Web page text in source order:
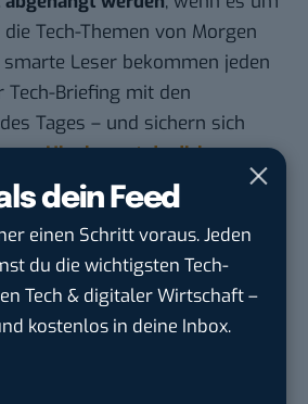
dein Feed
einen Schritt voraus. Jeden
du die wichtigsten Tech-
Tech & digitaler Wirtschaft –
kostenlos in deine Inbox.
die Tech-Themen von Morgen
Leser bekommen jeden
Tech-Briefing mit den
Tages – und sichern sich
Hier kannst du dich
Content Creator (m/w/d)
Media GmbHinDüsseldorf